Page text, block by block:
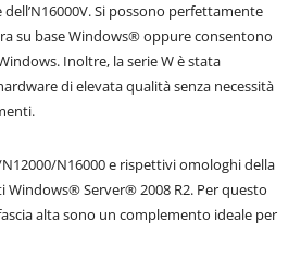
dell’N16000V. Si possono perfettamente
su base Windows® oppure consentono
Inoltre, la serie W è stata
di elevata qualità senza necessità
N12000/N16000 e rispettivi omologhi della
Windows® Server® 2008 R2. Per questo
alta sono un complemento ideale per